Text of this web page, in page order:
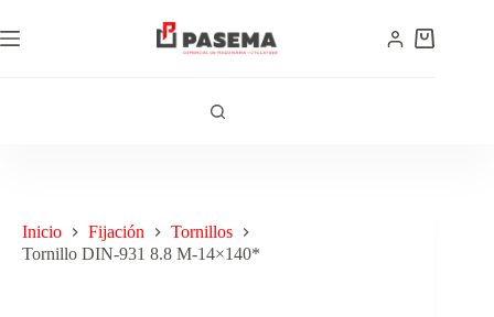
Inicio Fijación
Tornillos
Tornillo DIN-931 8.8 M-14×140*